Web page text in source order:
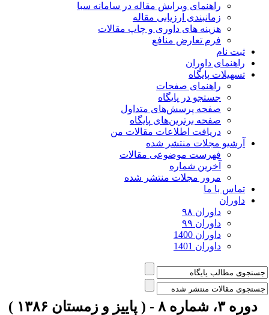
راهنمای ویرایش مقاله در سامانه سبا
زمانبندی ارزیابی مقاله
هزینه های داوری و چاپ مقالات
فرم تعارض منافع
ثبت نام
راهنمای داوران
تسهیلات پایگاه
راهنمای صفحات
جستجو در پایگاه
صفحه پرسش‌های متداول
صفحه برترین‌های پایگاه
دریافت اطلاعات مقالات من
آرشیو مجلات منتشر شده
فهرست موضوعی مقالات
آخرین شماره
مرور مجلات منتشر شده
تماس با ما
داوران
داوران ۹۸
داوران ۹۹
داوران 1400
داوران 1401
دوره ۳، شماره ۸ - ( پاییز و زمستان ۱۳۸۶ )